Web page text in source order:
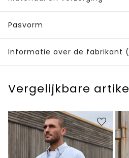
Pasvorm
Informatie over de fabrikant
Vergelijkbare